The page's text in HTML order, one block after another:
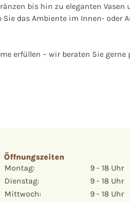
bis hin zu eleganten
das Ambiente im Innen-
erfüllen – wir beraten Sie
Öffnungszeiten
Montag:
9 - 18 Uhr
Dienstag:
9 - 18 Uhr
Mittwoch:
9 - 18 Uhr